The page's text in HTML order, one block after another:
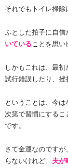
それでもトイレ掃除
ふとした拍子に自信
いていることを思い
しかもこれは、最
試行錯誤したり、挫
ということは、今
次第で習慣にする
です。
さて金運なのです
らないけれど、 夫が